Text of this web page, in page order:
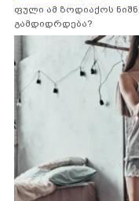
ფული ამ ზოდიაქოს
გამდიდრდება?